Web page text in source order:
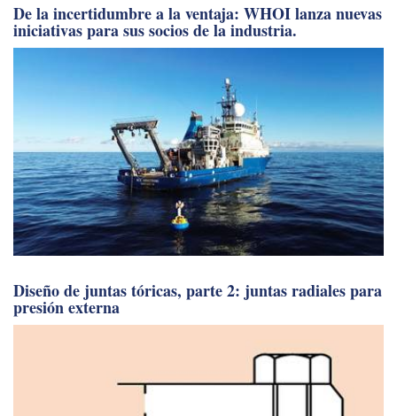
De la incertidumbre a la ventaja: WHOI lanza nuevas
iniciativas para sus socios de la industria.
Diseño de juntas tóricas, parte 2: juntas radiales para
presión externa